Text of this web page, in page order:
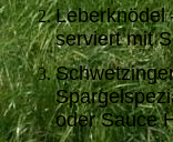
Leberknödel
serviert mit
oder Sauce